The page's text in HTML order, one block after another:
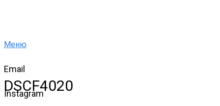
Меню
Email
Instagram
DSCF4020